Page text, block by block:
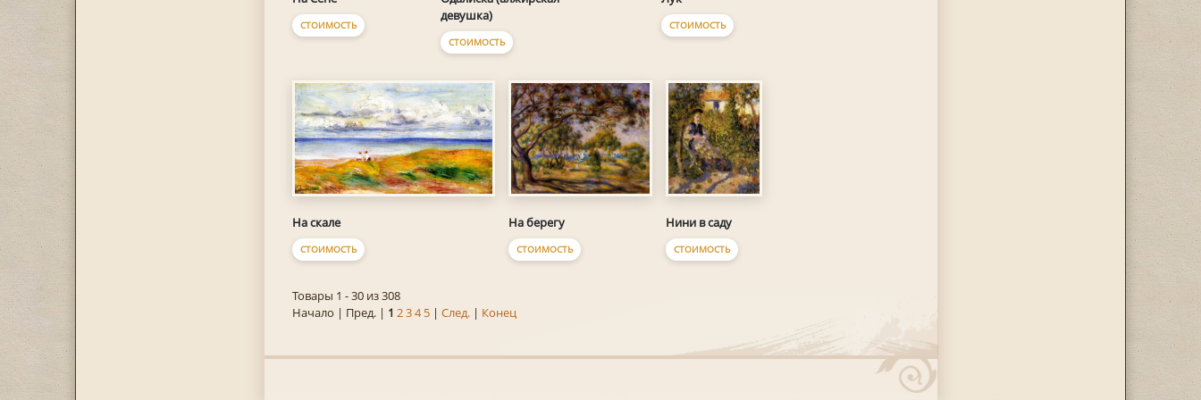
СТОИМОСТЬ
девушка)
СТОИМОСТЬ
СТОИМОСТЬ
На скале
СТОИМОСТЬ
На берегу
СТОИМОСТЬ
Нини в саду
СТОИМОСТЬ
Товары 1 - 30 из 308
Начало | Пред. | 1 234 5| След.| Конец